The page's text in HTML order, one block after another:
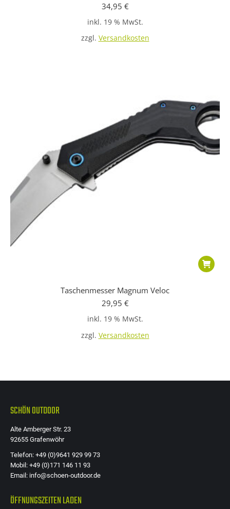
34,95 €
inkl. 19 % MwSt.
zzgl. Versandkosten
Taschenmesser Magnum Veloc
29,95 €
inkl. 19 % MwSt.
zzgl. Versandkosten
SCHÖN OUTDOOR
Alte Amberger Str. 23
92655 Grafenwöhr
Telefon: +49 (0)9641 929 99 73
Mobil: +49 (0)171 146 11 93
Email: info@schoen-outdoor.de
ÖFFNUNGSZEITEN LADEN